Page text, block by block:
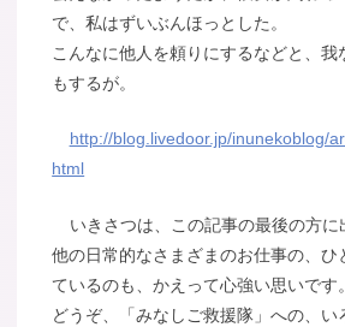
で、私はずいぶんほっとした。
こんなに他人を頼りにするなどと、我
もするが。
http://blog.livedoor.jp/inunekoblog/
html
いきさつは、この記事の最後の方に
他の日常的なさまざまのお仕事の、ひ
ているのも、かえって心強い思いです。
どうぞ、「みなしご救援隊」への、い